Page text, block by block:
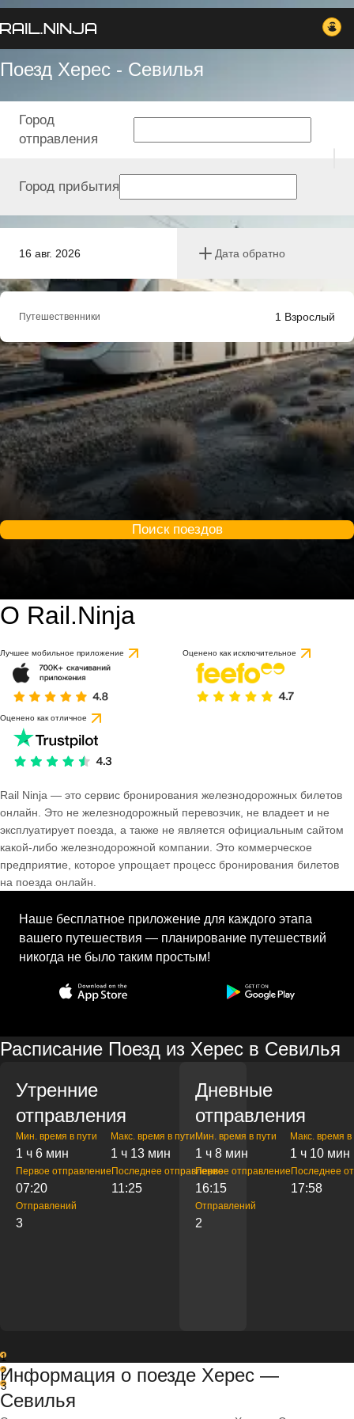
Поезд Херес - Севилья
16 авг. 2026 Дата обратно
Город
отправления
Город прибытия
Путешественники 1 Взрослый
Поиск поездов
О Rail.Ninja
Лучшее мобильное приложение Оценено как исключительное
Оценено как отличное
Rail Ninja — это сервис бронирования железнодорожных билетов
онлайн. Это не железнодорожный перевозчик, не владеет и не
эксплуатирует поезда, а также не является официальным сайтом
какой-либо железнодорожной компании. Это коммерческое
предприятие, которое упрощает процесс бронирования билетов
на поезда онлайн.
Наше бесплатное приложение для каждого этапа
вашего путешествия — планирование путешествий
никогда не было таким простым!
Расписание Поезд из Херес в Севилья
Утренние
отправления
Мин. время в пути
1 ч 6 мин
Макс. время в пути
1 ч 13 мин
Первое отправление
07:20
Последнее отправление
11:25
Отправлений
3
Дневные
отправления
Мин. время в пути
1 ч 8 мин
Макс. время в
1 ч 10 мин
Первое отправление
16:15
Последнее
17:58
Отправлений
2
1
2
3
Информация о поезде Херес —
Севилья